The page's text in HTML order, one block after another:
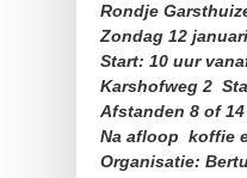
Rondje
Zondag 12 januari
Start: 10 uur
Karshofweg 2
Afstanden 8 of 14
Na afloop koffie
Organisatie: